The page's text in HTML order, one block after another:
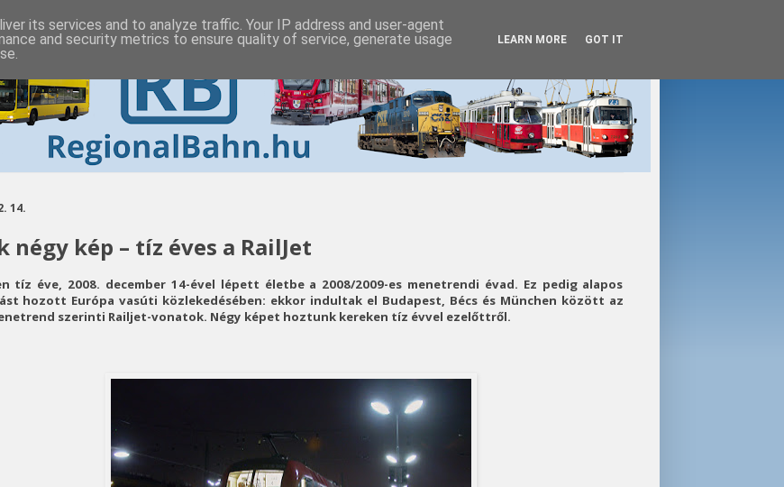
14.
négy kép – tíz éves a RailJet
tíz éve, 2008. december 14-ével lépett életbe a 2008/2009-es menetrendi évad. Ez pedig alapos
hozott Európa vasúti közlekedésében: ekkor indultak el Budapest, Bécs és München között az
szerinti Railjet-vonatok. Négy képet hoztunk kereken tíz évvel ezelőttről.
its services and to analyze traffic. Your IP address and user-agent
and security metrics to ensure quality of service, generate usage
LEARN MORE GOT IT